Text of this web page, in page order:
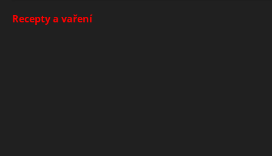
Recepty a vaření